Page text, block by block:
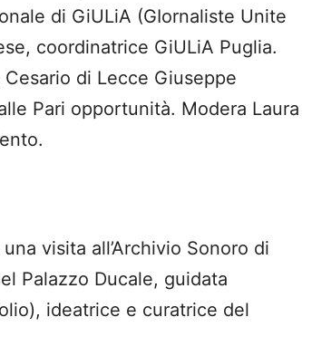
di GiULiA (GIornaliste Unite
coordinatrice GiULiA Puglia.
di Lecce Giuseppe
Pari opportunità. Modera Laura
visita all’Archivio Sonoro di
Palazzo Ducale, guidata
ideatrice e curatrice del